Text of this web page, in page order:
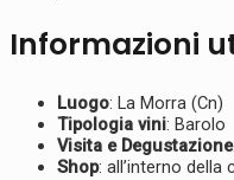
Informazioni
Luogo: La Morra (Cn)
Tipologia vini: Barolo
Visita e Degustazione
Shop: all’interno della